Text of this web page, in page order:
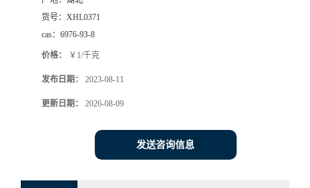
货号： XHL0371
cas： 6976-93-8
价格： ￥1/千克
发布日期： 2023-08-11
更新日期： 2026-08-09
发送咨询信息